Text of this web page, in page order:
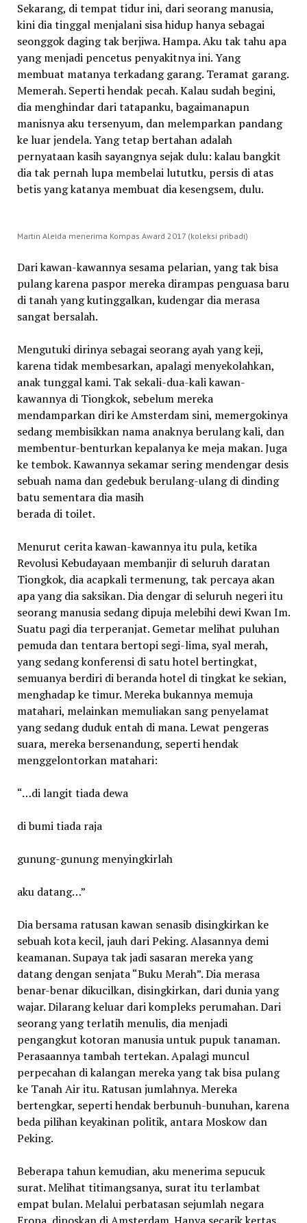
Sekarang, di tempat tidur ini, dari seorang manusia,
kini dia tinggal menjalani sisa hidup hanya sebagai
seonggok daging tak berjiwa. Hampa. Aku tak tahu apa
yang menjadi pencetus penyakitnya ini. Yang
membuat matanya terkadang garang. Teramat garang.
Memerah. Seperti hendak pecah. Kalau sudah begini,
dia menghindar dari tatapanku, bagaimanapun
manisnya aku tersenyum, dan melemparkan pandang
ke luar jendela. Yang tetap bertahan adalah
pernyataan kasih sayangnya sejak dulu: kalau bangkit
dia tak pernah lupa membelai lututku, persis di atas
betis yang katanya membuat dia kesengsem, dulu.
Martin Aleida menerima Kompas Award 2017 (koleksi pribadi)
Dari kawan-kawannya sesama pelarian, yang tak bisa
pulang karena paspor mereka dirampas penguasa baru
di tanah yang kutinggalkan, kudengar dia merasa
sangat bersalah.
Mengutuki dirinya sebagai seorang ayah yang keji,
karena tidak membesarkan, apalagi menyekolahkan,
anak tunggal kami. Tak sekali-dua-kali kawan-
kawannya di Tiongkok, sebelum mereka
mendamparkan diri ke Amsterdam sini, memergokinya
sedang membisikkan nama anaknya berulang kali, dan
membentur-benturkan kepalanya ke meja makan. Juga
ke tembok. Kawannya sekamar sering mendengar desis
sebuah nama dan gedebuk berulang-ulang di dinding
batu sementara dia masih
berada di toilet.
Menurut cerita kawan-kawannya itu pula, ketika
Revolusi Kebudayaan membanjir di seluruh daratan
Tiongkok, dia acapkali termenung, tak percaya akan
apa yang dia saksikan. Dia dengar di seluruh negeri itu
seorang manusia sedang dipuja melebihi dewi Kwan Im.
Suatu pagi dia terperanjat. Gemetar melihat puluhan
pemuda dan tentara bertopi segi-lima, syal merah,
yang sedang konferensi di satu hotel bertingkat,
semuanya berdiri di beranda hotel di tingkat ke sekian,
menghadap ke timur. Mereka bukannya memuja
matahari, melainkan memuliakan sang penyelamat
yang sedang duduk entah di mana. Lewat pengeras
suara, mereka bersenandung, seperti hendak
menggelontorkan matahari:
“…di langit tiada dewa
di bumi tiada raja
gunung-gunung menyingkirlah
aku datang…”
Dia bersama ratusan kawan senasib disingkirkan ke
sebuah kota kecil, jauh dari Peking. Alasannya demi
keamanan. Supaya tak jadi sasaran mereka yang
datang dengan senjata “Buku Merah”. Dia merasa
benar-benar dikucilkan, disingkirkan, dari dunia yang
wajar. Dilarang keluar dari kompleks perumahan. Dari
seorang yang terlatih menulis, dia menjadi
pengangkut kotoran manusia untuk pupuk tanaman.
Perasaannya tambah tertekan. Apalagi muncul
perpecahan di kalangan mereka yang tak bisa pulang
ke Tanah Air itu. Ratusan jumlahnya. Mereka
bertengkar, seperti hendak berbunuh-bunuhan, karena
beda pilihan keyakinan politik, antara Moskow dan
Peking.
Beberapa tahun kemudian, aku menerima sepucuk
surat. Melihat titimangsanya, surat itu terlambat
empat bulan. Melalui perbatasan sejumlah negara